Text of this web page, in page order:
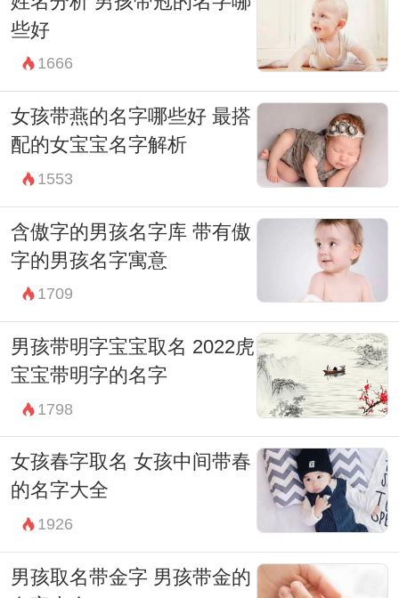
望。
总结而言，为男孩取个寓意美好的名字，可
义、音韵还是文化内涵出发，命名都是一件
需要深思熟虑的重要事情。因此，愿每一位
父母都能用心为孩子选择一个充满美好寓意
的名字，让他们在人生的旅途中，能够自信
地追逐自己的梦想，拥有一个光明的未来。
些好
1666
女孩带燕的名字哪些好 最搭
配的女宝宝名字解析
1553
含傲字的男孩名字库 带有傲
字的男孩名字寓意
1709
男孩带明字宝宝取名 2022虎
宝宝带明字的名字
1798
女孩春字取名 女孩中间带春
的名字大全
1926
男孩取名带金字 男孩带金的